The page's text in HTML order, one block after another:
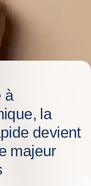
à
la
devient
majeur